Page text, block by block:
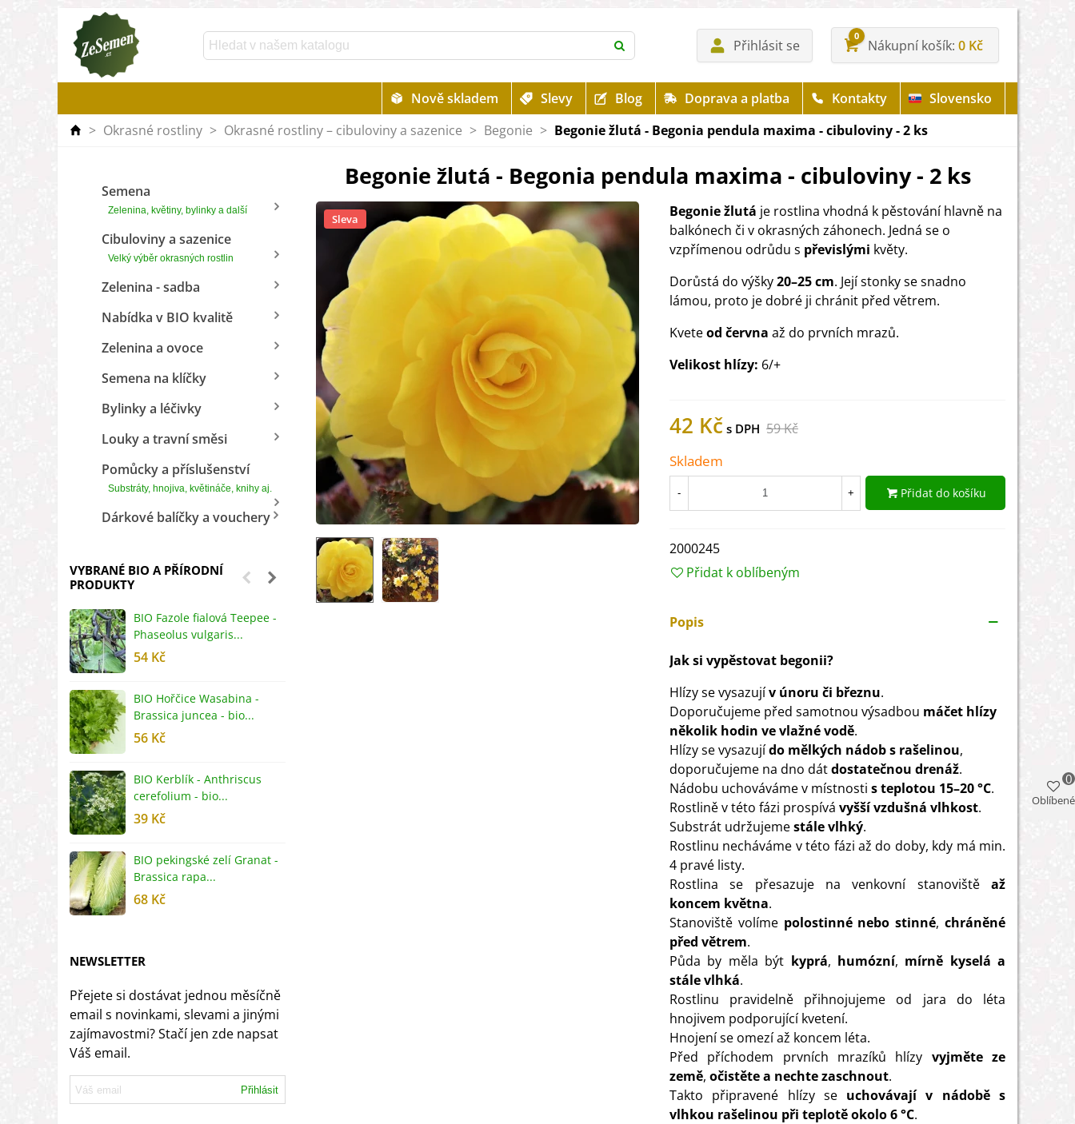
Přihlásit se
0
Nákupní košík 0 Kč
Nově skladem Slevy Blog Doprava a platba Kontakty
Slovensko
> Okrasné rostliny > Okrasné rostliny – cibuloviny a sazenice > Begonie > Begonie žlutá - Begonia pendula maxima - cibuloviny - 2 ks
Semena
Zelenina, květiny, bylinky a další
Cibuloviny a sazenice
Velký výběr okrasných rostlin
Zelenina - sadba
Nabídka v BIO kvalitě
Zelenina a ovoce
Semena na klíčky
Bylinky a léčivky
Louky a travní směsi
Pomůcky a příslušenství
Substráty, hnojiva, květináče, knihy aj.
Dárkové balíčky a vouchery
VYBRANÉ BIO A PŘÍRODNÍ
PRODUKTY
BIO Fazole fialová Teepee -
Phaseolus vulgaris...
54 Kč
BIO Hořčice Wasabina -
Brassica juncea - bio...
56 Kč
BIO Kerblík - Anthriscus
cerefolium - bio...
39 Kč
BIO pekingské zelí Granat -
Brassica rapa...
68 Kč
NEWSLETTER
Přejete si dostávat jednou měsíčně
email s novinkami, slevami a jinými
zajímavostmi? Stačí jen zde napsat
Váš email.
Přihlásit
Begonie žlutá - Begonia pendula maxima - cibuloviny - 2 ks
Sleva Begonie žlutá je rostlina vhodná k pěstování hlavně na
balkónech či v okrasných záhonech. Jedná se o
vzpřímenou odrůdu s převislými květy.
Dorůstá do výšky20–25cm. Její stonky se snadno
lámou, proto je dobré ji chránit před větrem.
Kveteod června až do prvních mrazů.
Velikost hlízy: 6/+
42 Kč 59 Kč
Skladem
- + Přidat do košíku
2000245
Přidat k oblíbeným
Popis
Jak si vypěstovat begonii?
Hlízy se vysazujív únoru či březnu.
Doporučujeme před samotnou výsadbou máčet hlízy
několik hodin ve vlažné vodě.
Hlízy se vysazujído mělkých nádob s rašelinou,
doporučujeme na dno dátdostatečnou drenáž.
Nádobu uchováváme v místnosti s teplotou 15–20 °C.
Rostlině v této fázi prospívá vyšší vzdušná vlhkost.
Substrát udržujemestále vlhký.
Rostlinu necháváme v této fázi až do doby, kdy má min.
4 pravé listy.
Rostlina se přesazuje na venkovní stanoviště až
koncem května.
Stanoviště volíme polostinné nebo stinné,chráněné
před větrem.
Půda by měla být kyprá, humózní, mírně kyselá a
stále vlhká.
Rostlinu pravidelně přihnojujeme od jara do léta
hnojivem podporující kvetení.
Hnojení se omezí až koncem léta.
Před příchodem prvních mrazíků hlízy vyjměte ze
země, očistěte a nechte zaschnout.
Takto připravené hlízy se uchovávají v nádobě s
vlhkou rašelinou při teplotě okolo 6 °C.
Oblíbené
0